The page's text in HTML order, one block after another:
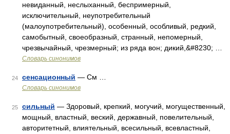
невиданный, неслыханный, беспримерный,
исключительный, неупотребительный
(малоупотребительный), особенный, особливый, редкий,
самобытный, своеобразный, странный, непомерный,
чрезвычайный, чрезмерный; из ряда вон; дикий,&#8230; …
Словарь синонимов
24 сенсационный — См …
Словарь синонимов
25 сильный — Здоровый, крепкий, могучий, могущественный,
мощный, властный, веский, державный, повелительный,
авторитетный, влиятельный, всесильный, всевластный,